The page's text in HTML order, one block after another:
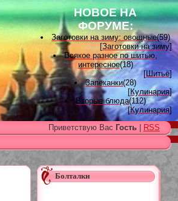
НОВОЕ НА
ФОРУМЕ:
Заготовки на зиму: овощные(59)
[Заготовки на зиму]
Всякое разное по шитью,
интересное(18)
[Шитьё]
Запеканки(28)
[Кулинария]
Вторые блюда(112)
[Кулинария]
Вышивка лентами(15)
[Вышивка лентами ]
Наградные розетки для
домашних питомцев, МК и
[Наградные розетки из атласной
ленты
Вяжем для детей(96)
Приветствую Вас Гость
RSS
Болталки